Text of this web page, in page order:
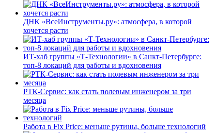
ДНК «ВсеИнструменты.ру»: атмосфера, в которой
хочется расти
ИТ-хаб группы «Т-Технологии» в Санкт-Петербурге:
топ-8 локаций для работы и вдохновения
РТК-Сервис: как стать полевым инженером за три
месяца
Работа в Fix Price: меньше рутины, больше технологий